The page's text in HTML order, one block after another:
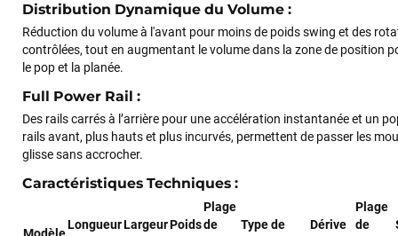
Distribution Dynamique du Volume :
Réduction du volume à l'avant pour moins de poids swing et des
contrôlées, tout en augmentant le volume dans la zone de position
le pop et la planée.
Full Power Rail :
Des rails carrés à l’arrière pour une accélération instantanée et un
rails avant, plus hauts et plus incurvés, permettent de passer les
glisse sans accrocher.
Caractéristiques Techniques :
LongueurLargeurPoids
Plage
de
Type de
Dérive
Plage
de